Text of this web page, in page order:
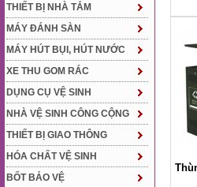
THIẾT BỊ NHÀ TẮM
MÁY ĐÁNH SÀN
MÁY HÚT BỤI, HÚT NƯỚC
XE THU GOM RÁC
DỤNG CỤ VỆ SINH
NHÀ VỆ SINH CÔNG CỘNG
THIẾT BỊ GIAO THÔNG
HÓA CHẤT VỆ SINH
BỐT BẢO VỆ